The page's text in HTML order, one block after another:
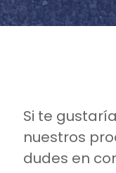
Si te
nuestros
dudes en